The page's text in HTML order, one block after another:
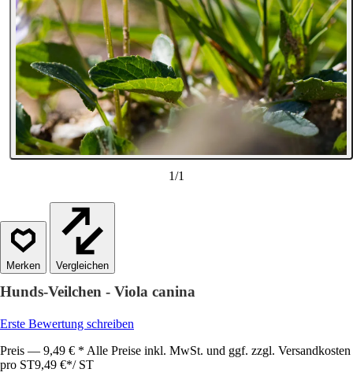
1/1
Vergleichen
Hunds-Veilchen - Viola canina
Erste Bewertung schreiben
Preis — 9,49 € * Alle Preise inkl. MwSt. und ggf. zzgl. Versandkosten
pro ST9,49 €*/ ST